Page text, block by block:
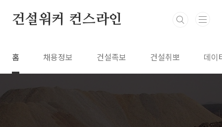
건설워커 컨스라인
홈 채용정보 건설족보 건설취뽀 데이